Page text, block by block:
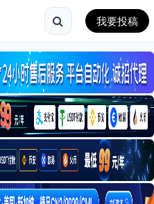
我要投稿